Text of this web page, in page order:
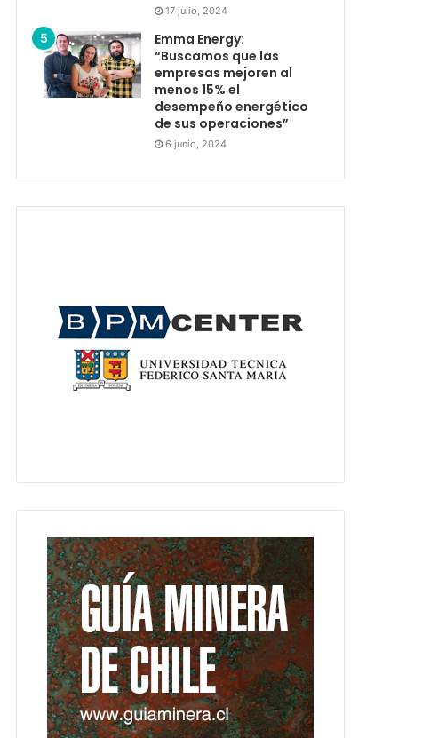
17 julio, 2024
Emma Energy:
“Buscamos que las
empresas mejoren al
menos 15% el
desempeño energético
de sus operaciones”
6 junio, 2024